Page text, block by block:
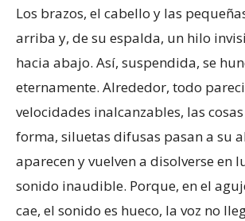
Los brazos, el cabello y las
arriba y, de su espalda, un hilo
hacia abajo. Así, suspendida, se
eternamente. Alrededor, todo
velocidades inalcanzables, las
forma, siluetas difusas pasan a su
aparecen y vuelven a disolverse en
sonido inaudible. Porque, en el
cae, el sonido es hueco, la voz no